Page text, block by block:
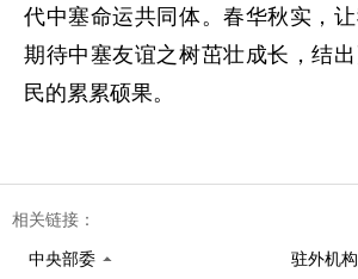
代中塞命运共同体。春华秋实，
期待中塞友谊之树茁壮成长，结
民的累累硕果。
相关链接：
中央部委 驻外机构